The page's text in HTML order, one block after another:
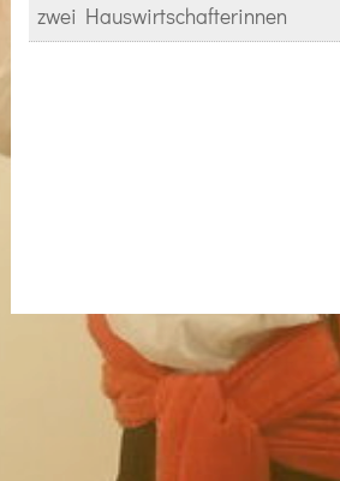
zwei Hauswirtschafterinnen